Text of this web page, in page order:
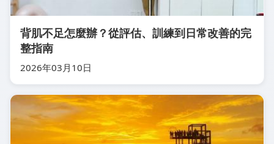
背肌不足怎麼辦？從評估、訓練到日常改善的完
整指南
2026年03月10日